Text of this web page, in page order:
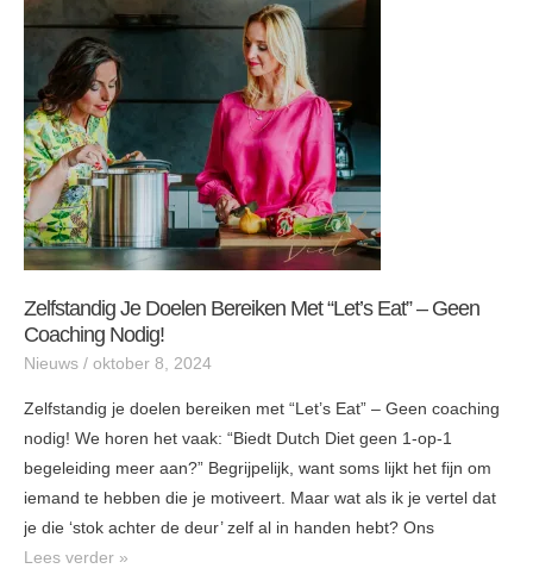
Zelfstandig Je Doelen Bereiken Met “Let’s Eat” – Geen
Coaching Nodig!
Nieuws / oktober 8, 2024
Zelfstandig je doelen bereiken met “Let’s Eat” – Geen coaching
nodig! We horen het vaak: “Biedt Dutch Diet geen 1-op-1
begeleiding meer aan?” Begrijpelijk, want soms lijkt het fijn om
iemand te hebben die je motiveert. Maar wat als ik je vertel dat
je die ‘stok achter de deur’ zelf al in handen hebt? Ons
“Let’s
Eat”
–
Geen
coaching
nodig!
Lees verder »